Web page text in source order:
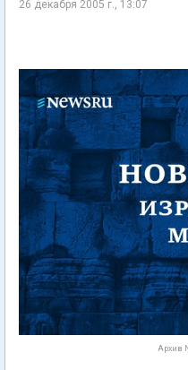
26 декабря 2005 г., 13:07
Архив